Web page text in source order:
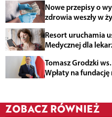
Nowe przepisy o
zdrowia weszły w
Resort uruchamia
Medycznej dla
Tomasz Grodzki
Wpłaty na
ZOBACZ RÓWNIEŻ